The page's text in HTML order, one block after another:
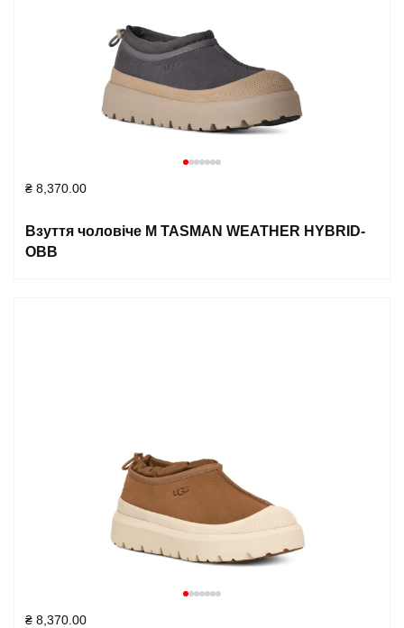
₴ 8,370.00
Взуття чоловіче M TASMAN WEATHER HYBRID-
OBB
₴ 8,370.00